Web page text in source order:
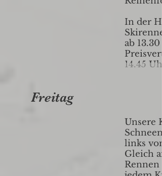
In der
ab
14.45
Freitag
Unsere
links
Gleich